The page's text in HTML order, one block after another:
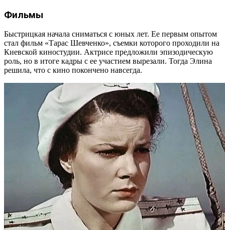
Фильмы
Быстрицкая начала сниматься с юных лет. Ее первым опытом
стал фильм «Тарас Шевченко», съемки которого проходили на
Киевской киностудии. Актрисе предложили эпизодическую
роль, но в итоге кадры с ее участием вырезали. Тогда Элина
решила, что с кино покончено навсегда.